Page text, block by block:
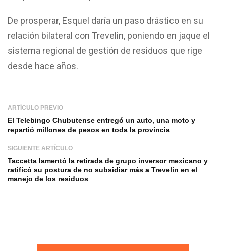
De prosperar, Esquel daría un paso drástico en su
relación bilateral con Trevelin, poniendo en jaque el
sistema regional de gestión de residuos que rige
desde hace años.
ARTÍCULO PREVIO
El Telebingo Chubutense entregó un auto, una moto y
repartió millones de pesos en toda la provincia
SIGUIENTE ARTÍCULO
Taccetta lamentó la retirada de grupo inversor mexicano y
ratificó su postura de no subsidiar más a Trevelin en el
manejo de los residuos